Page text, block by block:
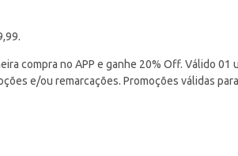
compra no APP e ganhe 20% Off. Válido 01
e/ou remarcações. Promoções válidas